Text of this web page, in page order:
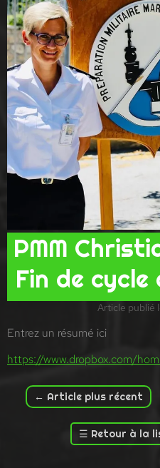
PMM
Fin de
Article publié
Entrez un résumé ici
https://www.dropbox.com/
← Article plus récent
☰ Retour à la